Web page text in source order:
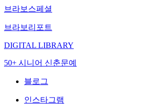
브라보스페셜
브라보리포트
DIGITAL LIBRARY
50+ 시니어 신춘문예
블로그
인스타그램